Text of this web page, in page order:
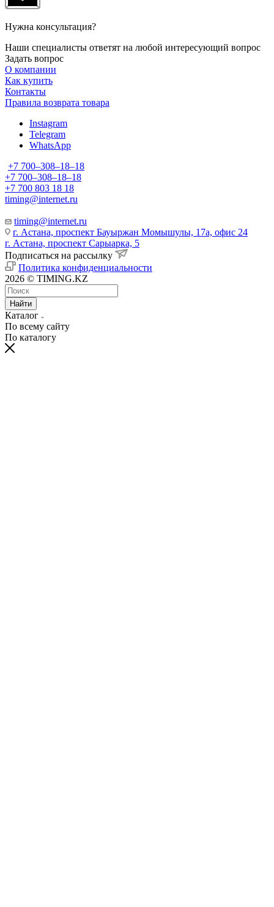
Нужна консультация?
Наши специалисты ответят на любой интересующий вопрос
Задать вопрос
О компании
Как купить
Контакты
Правила возврата товара
Instagram
Telegram
WhatsApp
+7 700‒308‒18‒18
+7 700‒308‒18‒18
+7 700 803 18 18
timing@internet.ru
timing@internet.ru
г. Астана, проспект Бауыржан Момышулы, 17а, офис 24
г. Астана, проспект Сарыарка, 5
Подписаться на рассылку
Политика конфиденциальности
2026 © TIMING.KZ
Найти
Каталог
По всему сайту
По каталогу